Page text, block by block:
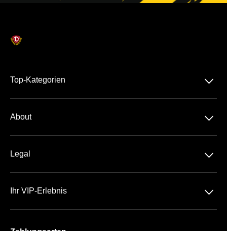
Top-Kategorien 􀆈
DFB-Pokal
About 􀆈
Team
Legal 􀆈
Ihr VIP-Erlebnis 􀆈